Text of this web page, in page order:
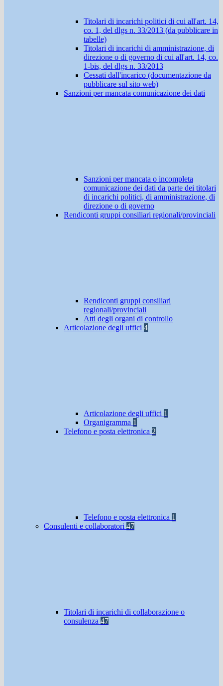
Titolari di incarichi politici di cui all'art. 14,
co. 1, del dlgs n. 33/2013 (da pubblicare in
tabelle)
Titolari di incarichi di amministrazione, di
direzione o di governo di cui all'art. 14, co.
1-bis, del dlgs n. 33/2013
Cessati dall'incarico (documentazione da
pubblicare sul sito web)
Sanzioni per mancata comunicazione dei dati
Sanzioni per mancata o incompleta
comunicazione dei dati da parte dei titolari
di incarichi politici, di amministrazione, di
direzione o di governo
Rendiconti gruppi consiliari regionali/provinciali
Rendiconti gruppi consiliari
regionali/provinciali
Atti degli organi di controllo
Articolazione degli uffici 4
Articolazione degli uffici 1
Organigramma 1
Telefono e posta elettronica 2
Telefono e posta elettronica 1
Consulenti e collaboratori 47
Titolari di incarichi di collaborazione o
consulenza 47